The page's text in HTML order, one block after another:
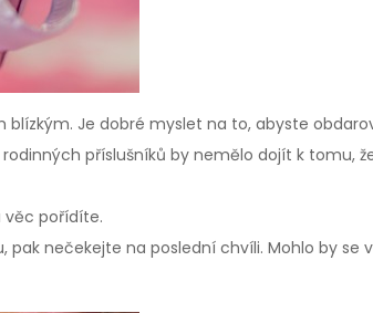
Je dobré myslet na to, abyste
příslušníků by nemělo dojít k tomu,
věc pořídíte.
nečekejte na poslední chvíli. Mohlo by se